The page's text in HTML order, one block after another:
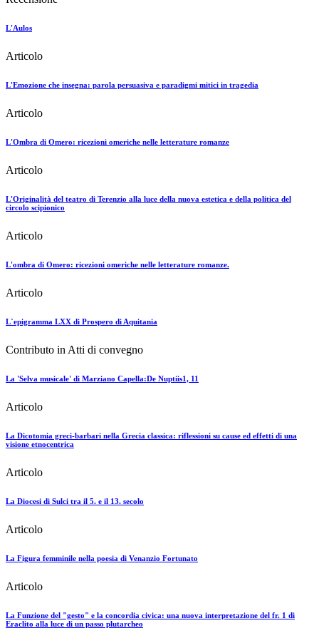
L'Aulos
Articolo
L'Emozione che insegna: parola persuasiva e paradigmi mitici in tragedia
Articolo
L'Ombra di Omero: ricezioni omeriche nelle letterature romanze
Articolo
L'Originalità del teatro di Terenzio alla luce della nuova estetica e della politica del
circolo scipionico
Articolo
L'ombra di Omero: ricezioni omeriche nelle letterature romanze.
Articolo
L`epigramma LXX di Prospero di Aquitania
Contributo in Atti di convegno
La 'Selva musicale' di Marziano Capella:De Nuptiis1, 11
Articolo
La Dicotomia greci-barbari nella Grecia classica: riflessioni su cause ed effetti di una
visione etnocentrica
Articolo
La Diocesi di Sulci tra il 5. e il 13. secolo
Articolo
La Figura femminile nella poesia di Venanzio Fortunato
Articolo
La Funzione del "gesto" e la concordia civica: una nuova interpretazione del fr. 1 di
Eraclito alla luce di un passo plutarcheo